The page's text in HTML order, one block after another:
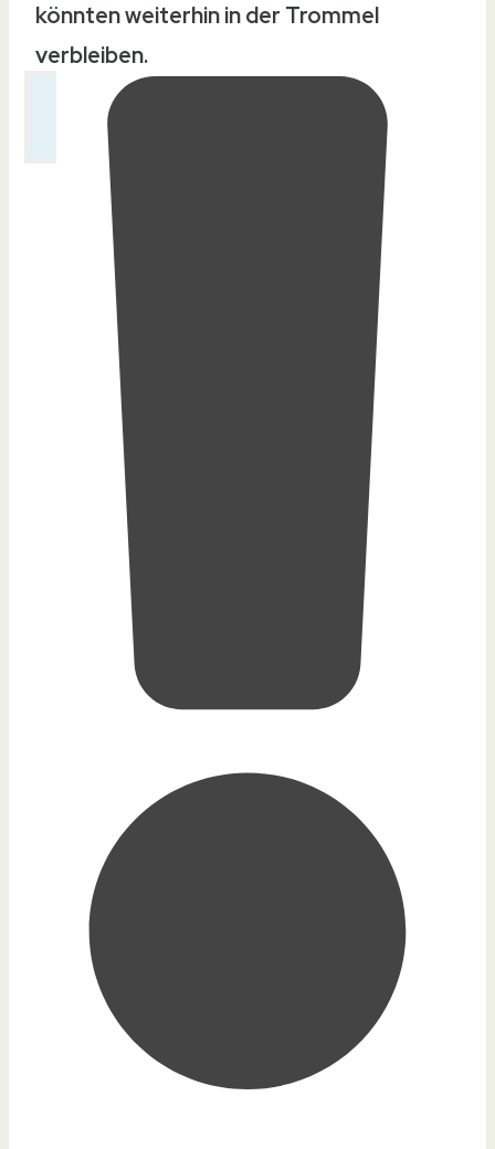
könnten weiterhin in der Trommel
verbleiben.